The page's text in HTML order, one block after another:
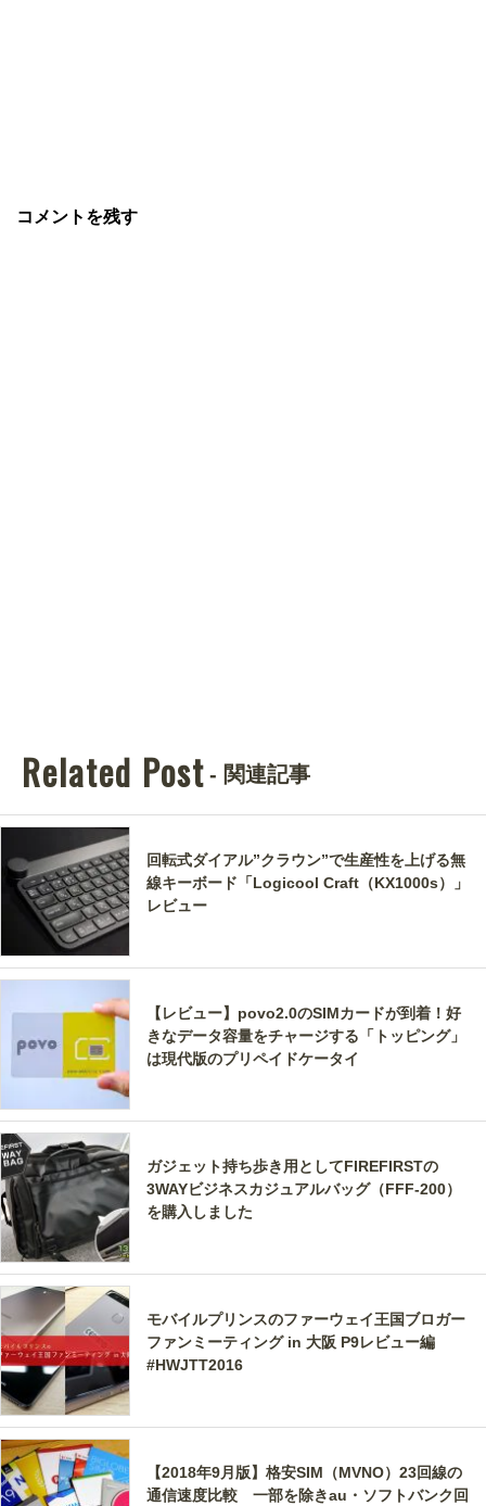
コメントを残す
Related Post - 関連記事
回転式ダイアル”クラウン”で生産性を上げる無
線キーボード「Logicool Craft（KX1000s）」
レビュー
【レビュー】povo2.0のSIMカードが到着！好
きなデータ容量をチャージする「トッピング」
は現代版のプリペイドケータイ
ガジェット持ち歩き用としてFIREFIRSTの
3WAYビジネスカジュアルバッグ（FFF-200）
を購入しました
モバイルプリンスのファーウェイ王国ブロガー
ファンミーティング in 大阪 P9レビュー編
#HWJTT2016
【2018年9月版】格安SIM（MVNO）23回線の
通信速度比較 一部を除きau・ソフトバンク回